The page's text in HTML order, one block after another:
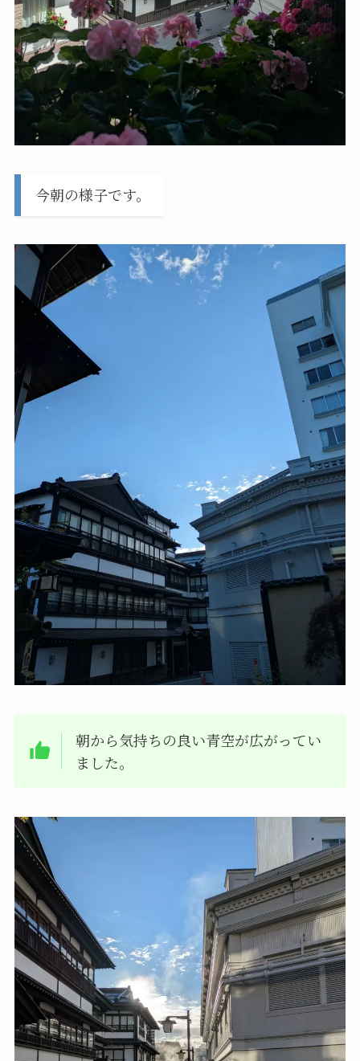
今朝の様子です。
朝から気持ちの良い青空が広がってい
ました。